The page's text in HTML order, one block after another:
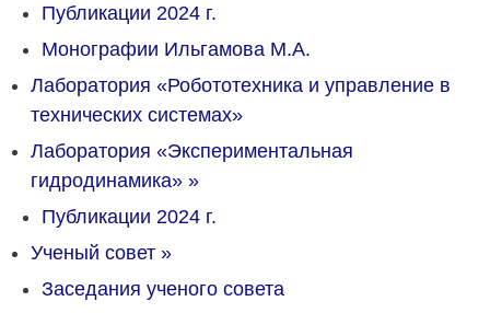
Публикации 2024 г.
Монографии Ильгамова М.А.
Лаборатория «Робототехника и управление в
технических системах»
Лаборатория «Экспериментальная
гидродинамика» »
Публикации 2024 г.
Ученый совет »
Заседания ученого совета